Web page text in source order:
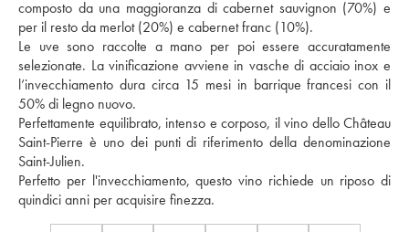
composto da una maggioranza di cabernet sauvignon (70%) e
per il resto da merlot (20%) e cabernet franc (10%).
Le uve sono raccolte a mano per poi essere accuratamente
selezionate. La vinificazione avviene in vasche di acciaio inox e
l’invecchiamento dura circa 15 mesi in barrique francesi con il
50% di legno nuovo.
Perfettamente equilibrato, intenso e corposo, il vino dello Château
Saint-Pierre è uno dei punti di riferimento della denominazione
Saint-Julien.
Perfetto per l'invecchiamento, questo vino richiede un riposo di
quindici anni per acquisire finezza.